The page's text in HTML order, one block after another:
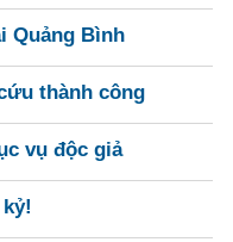
Quảng Bình
thành công
vụ độc giả